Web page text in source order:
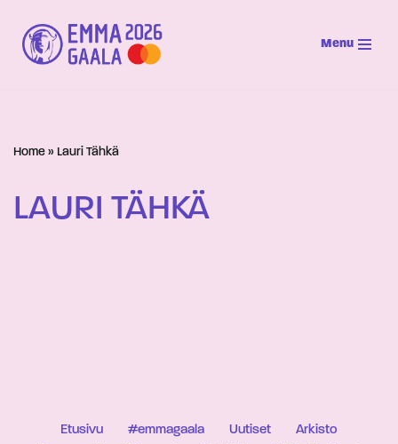
Siirry
suoraan
Menu
Home » Lauri Tähkä
LAURI TÄHKÄ
Etusivu #emmagaala Uutiset
Arkisto